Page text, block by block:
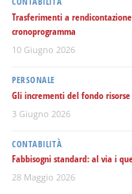
Trasferimenti a
cronoprogramma
10 Giugno 2026
PERSONALE
Gli incrementi del fondo
3 Giugno 2026
CONTABILITÀ
Fabbisogni standard: al via i
28 Maggio 2026